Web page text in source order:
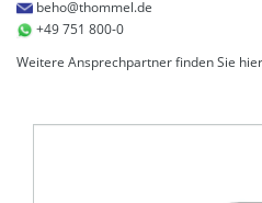
beho@thommel.de
+49 751 800-0
Weitere Ansprechpartner finden Sie hier